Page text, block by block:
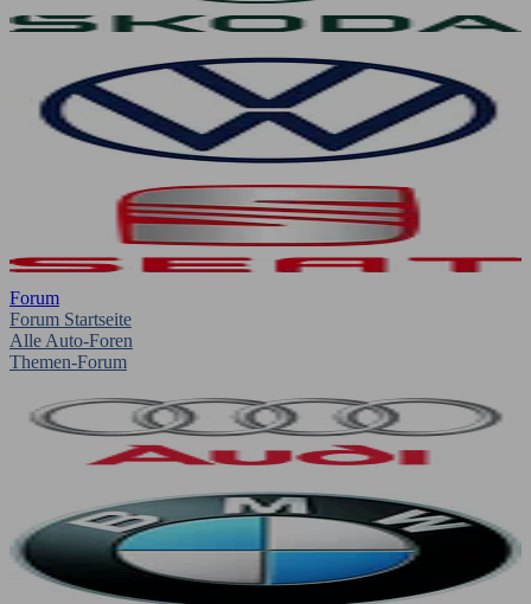
Forum
Forum Startseite
Alle Auto-Foren
Themen-Forum